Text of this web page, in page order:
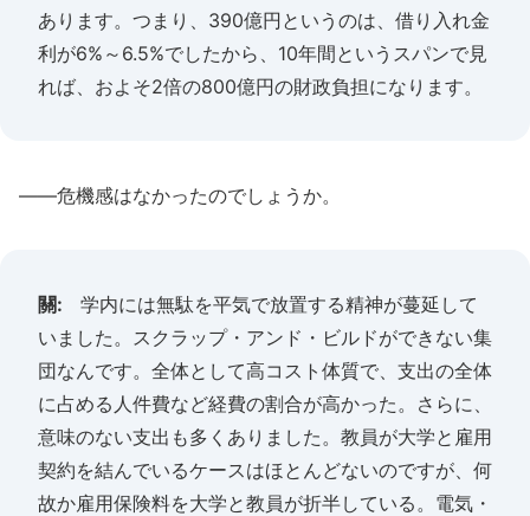
あります。つまり、390億円というのは、借り入れ金
利が6%～6.5%でしたから、10年間というスパンで見
れば、およそ2倍の800億円の財政負担になります。
――危機感はなかったのでしょうか。
關: 学内には無駄を平気で放置する精神が蔓延して
いました。スクラップ・アンド・ビルドができない集
団なんです。全体として高コスト体質で、支出の全体
に占める人件費など経費の割合が高かった。さらに、
意味のない支出も多くありました。教員が大学と雇用
契約を結んでいるケースはほとんどないのですが、何
故か雇用保険料を大学と教員が折半している。電気・